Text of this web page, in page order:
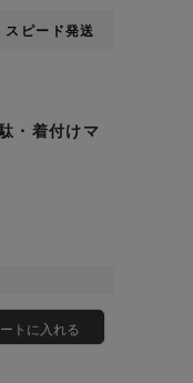
ピード発送
・着付けマ
トに入れる